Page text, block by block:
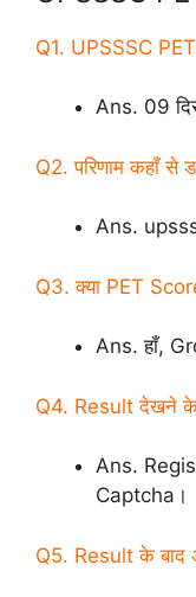
Q1. UPSSSC
Ans. 09
Q2. परिणाम कहाँ से
Ans.
Q3. क्या PET
Ans. हाँ,
Q4. Result देखने के
Ans.
Captcha।
Q5. Result के बाद